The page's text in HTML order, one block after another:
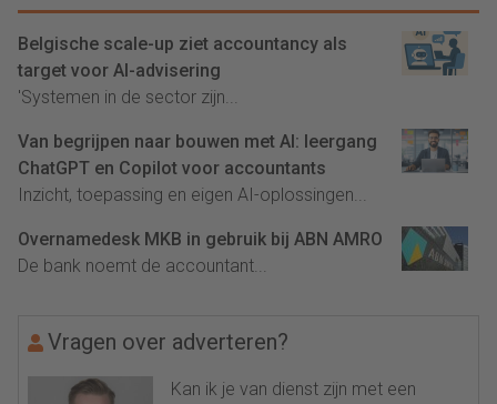
Belgische scale-up ziet accountancy als
target voor AI-advisering
'Systemen in de sector zijn...
Van begrijpen naar bouwen met AI: leergang
ChatGPT en Copilot voor accountants
Inzicht, toepassing en eigen AI-oplossingen...
Overnamedesk MKB in gebruik bij ABN AMRO
De bank noemt de accountant...
Vragen over adverteren?
Kan ik je van dienst zijn met een